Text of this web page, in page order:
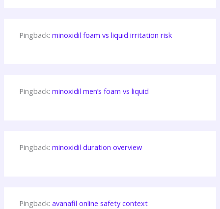
Pingback:minoxidil foam vs liquid irritation risk
Pingback:minoxidil men’s foam vs liquid
Pingback:minoxidil duration overview
Pingback:avanafil online safety context